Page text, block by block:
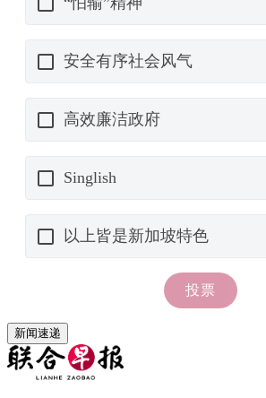
新闻速递